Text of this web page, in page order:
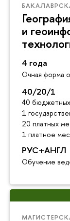
и
4 года
Очная форма
40/20/1
40
1
20 платных
1 платное
РУС+АНГЛ
Обучение